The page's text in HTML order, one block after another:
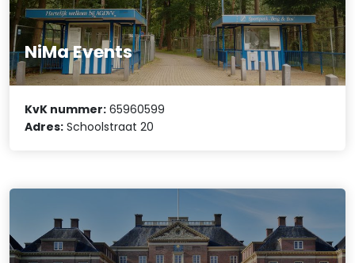
NiMa Events
KvK nummer: 65960599
Adres: Schoolstraat 20